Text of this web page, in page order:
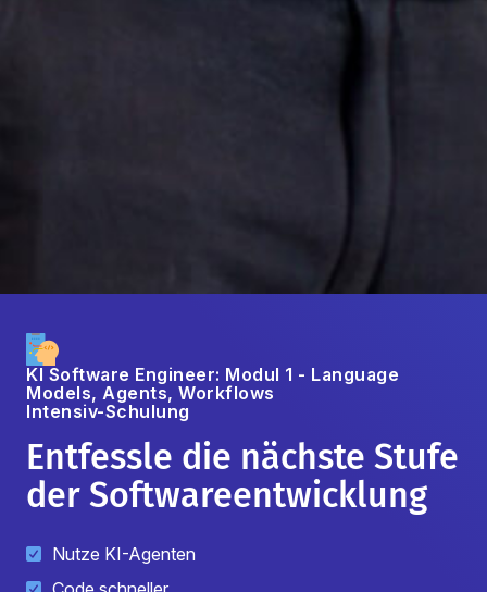
KI Software Engineer: Modul 1 - Language
Models, Agents, Workflows
Intensiv-Schulung
Entfessle die nächste Stufe
der Softwareentwicklung
Nutze KI-Agenten